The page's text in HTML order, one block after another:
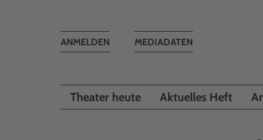
MEDIADATEN
Toggle
ANMELDEN
Theater heute Aktuelles Heft